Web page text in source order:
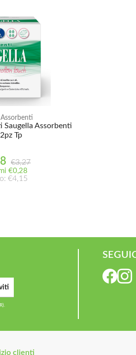
Saugella Assorbenti
Tp
€3,27
€0,28
€4,15
clienti